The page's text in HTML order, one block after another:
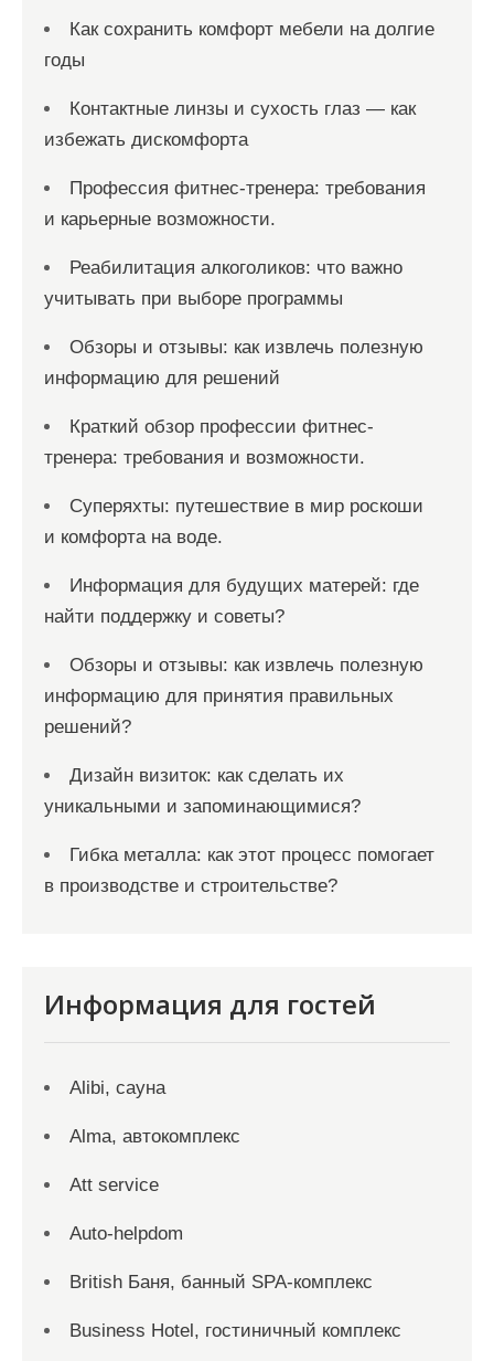
Как сохранить комфорт мебели на долгие
годы
Контактные линзы и сухость глаз — как
избежать дискомфорта
Профессия фитнес-тренера: требования
и карьерные возможности.
Реабилитация алкоголиков: что важно
учитывать при выборе программы
Обзоры и отзывы: как извлечь полезную
информацию для решений
Краткий обзор профессии фитнес-
тренера: требования и возможности.
Суперяхты: путешествие в мир роскоши
и комфорта на воде.
Информация для будущих матерей: где
найти поддержку и советы?
Обзоры и отзывы: как извлечь полезную
информацию для принятия правильных
решений?
Дизайн визиток: как сделать их
уникальными и запоминающимися?
Гибка металла: как этот процесс помогает
в производстве и строительстве?
Информация для гостей
Alibi, сауна
Alma, автокомплекс
Att service
Auto-helpdom
British Баня, банный SPA-комплекс
Business Hotel, гостиничный комплекс